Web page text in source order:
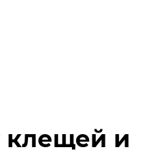
клещей и